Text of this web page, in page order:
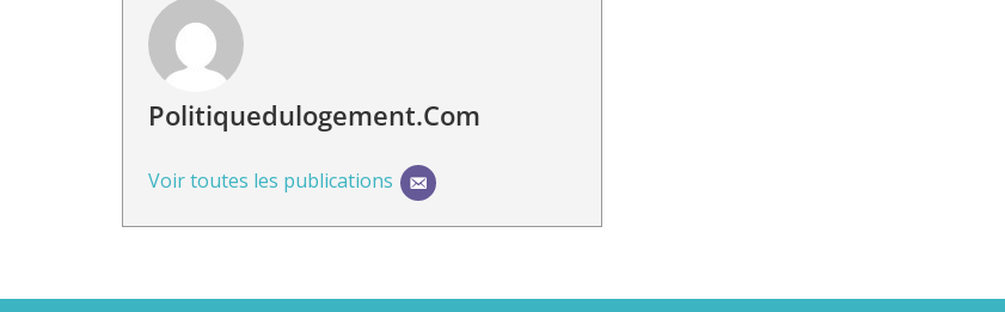
Politiquedulogement.com
Voir toutes les publications